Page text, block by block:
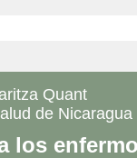
Quant
de Nicaragua
los